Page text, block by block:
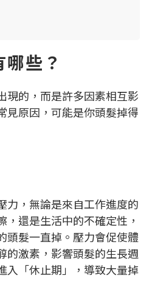
些？
現的，而是許多因素相互影
見原因，可能是你頭髮掉得
力，無論是來自工作進度的
，還是生活中的不確定性，
頭髮一直掉。壓力會促使體
的激素，影響頭髮的生長週
入「休止期」，導致大量掉